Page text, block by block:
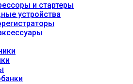
и стартеры
устройства